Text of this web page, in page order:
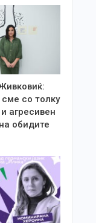
со толку
агресивен
обидите